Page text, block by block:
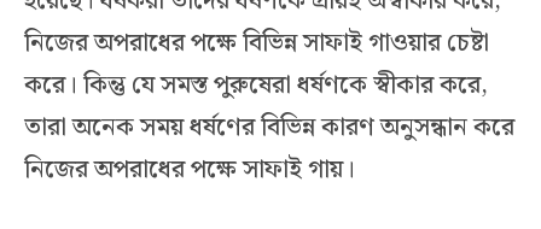
নিজের অপরাধের পক্ষে বিভিন্ন সাফাই গাওয়ার চেষ্টা
করে। কিন্তু যে সমস্ত পুরুষেরা ধর্ষণকে স্বীকার করে,
তারা অনেক সময় ধর্ষণের বিভিন্ন কারণ অনুসন্ধান করে
নিজের অপরাধের পক্ষে সাফাই গায়।